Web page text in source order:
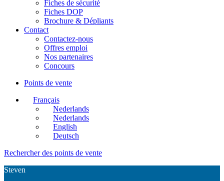
Fiches de sécurité
Fiches DOP
Brochure & Dépliants
Contact
Contactez-nous
Offres emploi
Nos partenaires
Concours
Points de vente
Français
Nederlands
Nederlands
English
Deutsch
Rechercher des points de vente
Steven